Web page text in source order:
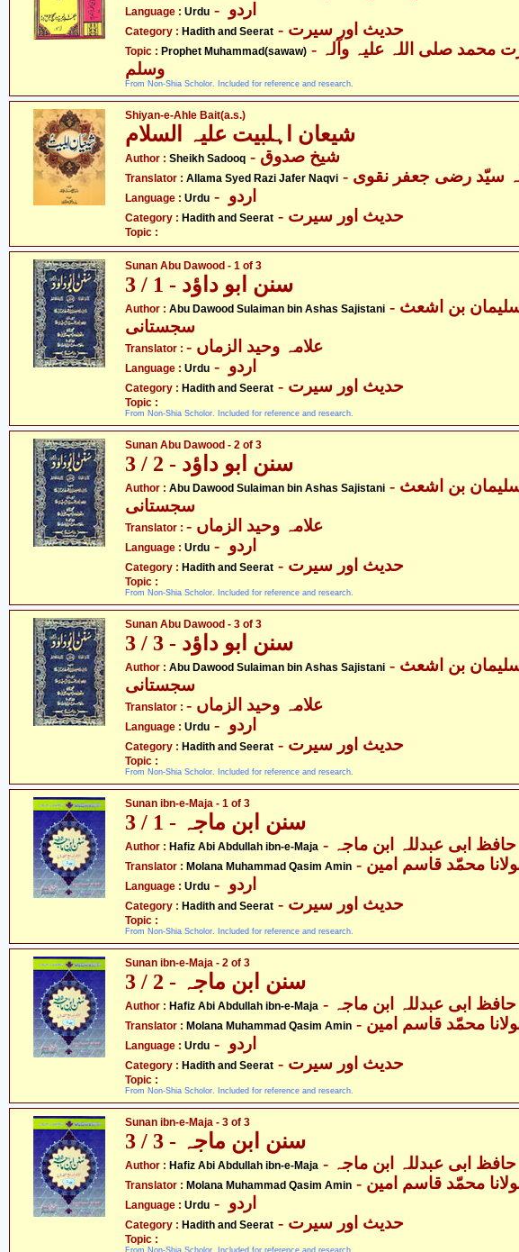
Language : Urdu
Category : Hadith and Seerat - حدیث اور سیرت
Topic : Prophet Muhammad(sawaw) - حضرت محمد صلی اللہ علیہ وآلہ
وسلم
From Non-Shia Scholor. Included for reference and research.
Shiyan-e-Ahle Bait(a.s.)
شیعان اہلبیت علیہ السلام
Author : Sheikh Sadooq - شیخ صدوق
Translator : Allama Syed Razi Jafer Naqvi سیّد رضی جعفر نقوی
Language : Urdu
Category : Hadith and Seerat - حدیث اور سیرت
Topic :
Sunan Abu Dawood - 1 of 3
سنن ابو داؤد - 1 / 3
Author : Abu Dawood Sulaiman bin Ashas Sajistani - ابو داؤد سلیمان بن اشعث
سجستانی
Translator : - علامہ وحید الزماں
Language : Urdu
Category : Hadith and Seerat - حدیث اور سیرت
Topic :
From Non-Shia Scholor. Included for reference and research.
Sunan Abu Dawood - 2 of 3
سنن ابو داؤد - 2 / 3
Author : Abu Dawood Sulaiman bin Ashas Sajistani - ابو داؤد سلیمان بن اشعث
سجستانی
Translator : - علامہ وحید الزماں
Language : Urdu
Category : Hadith and Seerat - حدیث اور سیرت
Topic :
From Non-Shia Scholor. Included for reference and research.
Sunan Abu Dawood - 3 of 3
سنن ابو داؤد - 3 / 3
Author : Abu Dawood Sulaiman bin Ashas Sajistani - ابو داؤد سلیمان بن اشعث
سجستانی
Translator : - علامہ وحید الزماں
Language : Urdu
Category : Hadith and Seerat - حدیث اور سیرت
Topic :
From Non-Shia Scholor. Included for reference and research.
Sunan ibn-e-Maja - 1 of 3
سنن ابن ماجہ - 1 / 3
Author : Hafiz Abi Abdullah ibn-e-Maja - حافظ ابی عبدللہ ابن ماجہ
Translator : Molana Muhammad Qasim Amin محمّد قاسم امین
Language : Urdu
Category : Hadith and Seerat - حدیث اور سیرت
Topic :
From Non-Shia Scholor. Included for reference and research.
Sunan ibn-e-Maja - 2 of 3
سنن ابن ماجہ - 2 / 3
Author : Hafiz Abi Abdullah ibn-e-Maja - حافظ ابی عبدللہ ابن ماجہ
Translator : Molana Muhammad Qasim Amin محمّد قاسم امین
Language : Urdu
Category : Hadith and Seerat - حدیث اور سیرت
Topic :
From Non-Shia Scholor. Included for reference and research.
Sunan ibn-e-Maja - 3 of 3
سنن ابن ماجہ - 3 / 3
Author : Hafiz Abi Abdullah ibn-e-Maja - حافظ ابی عبدللہ ابن ماجہ
Translator : Molana Muhammad Qasim Amin محمّد قاسم امین
Language : Urdu
Category : Hadith and Seerat - حدیث اور سیرت
Topic :
From Non-Shia Scholor. Included for reference and research.